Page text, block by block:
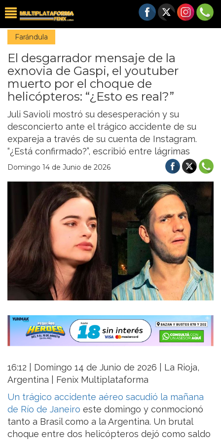
Farándula
El desgarrador mensaje de la
exnovia de Gaspi, el youtuber
muerto por el choque de
helicópteros: “¿Esto es real?”
Juli Savioli mostró su desesperación y su
desconcierto ante el trágico accidente de su
expareja a través de su cuenta de Instagram.
“¿Está confirmado?”, escribió entre lágrimas
Domingo 14 de Junio de 2026
16:12 | Domingo 14 de Junio de 2026 | La Rioja,
Argentina | Fenix Multiplataforma
Un trágico accidente aéreo sacudió la mañana
de Río de Janeiro este domingo y conmocionó
tanto a Brasil como a la Argentina. Un brutal
choque entre dos helicópteros dejó como saldo